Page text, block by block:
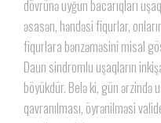
dövrünə uyğun bacarıqları
əsasən, həndəsi fiqurlar,
fiqurlara bənzəməsini misal
Daun sindromlu uşaqların
böyükdür. Belə ki, gün ərzində
qavranılması, öyrənilməsi